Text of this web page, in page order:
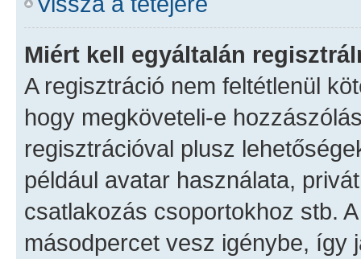
Miért kell egyáltalán
A regisztráció nem feltétlenül
hogy megköveteli-e
regisztrációval plusz
például avatar használata,
csatlakozás csoportokhoz stb.
másodpercet vesz igénybe, így